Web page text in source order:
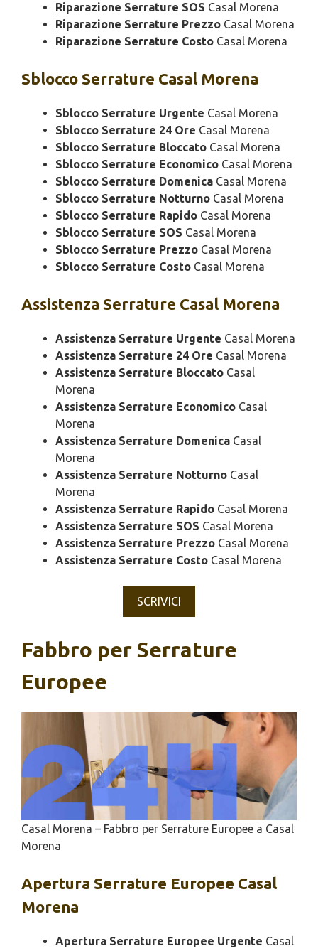
Riparazione Serrature SOS Casal Morena
Riparazione Serrature Prezzo Casal Morena
Riparazione Serrature Costo Casal Morena
Sblocco Serrature Casal Morena
Sblocco Serrature Urgente Casal Morena
Sblocco Serrature 24 Ore Casal Morena
Sblocco Serrature Bloccato Casal Morena
Sblocco Serrature Economico Casal Morena
Sblocco Serrature Domenica Casal Morena
Sblocco Serrature Notturno Casal Morena
Sblocco Serrature Rapido Casal Morena
Sblocco Serrature SOS Casal Morena
Sblocco Serrature Prezzo Casal Morena
Sblocco Serrature Costo Casal Morena
Assistenza Serrature Casal Morena
Assistenza Serrature Urgente Casal Morena
Assistenza Serrature 24 Ore Casal Morena
Assistenza Serrature Bloccato Casal
Morena
Assistenza Serrature Economico Casal
Morena
Assistenza Serrature Domenica Casal
Morena
Assistenza Serrature Notturno Casal
Morena
Assistenza Serrature Rapido Casal Morena
Assistenza Serrature SOS Casal Morena
Assistenza Serrature Prezzo Casal Morena
Assistenza Serrature Costo Casal Morena
SCRIVICI
Fabbro per Serrature
Europee
Casal Morena – Fabbro per Serrature Europee a Casal
Morena
Apertura Serrature Europee Casal
Morena
Apertura Serrature Europee Urgente Casal